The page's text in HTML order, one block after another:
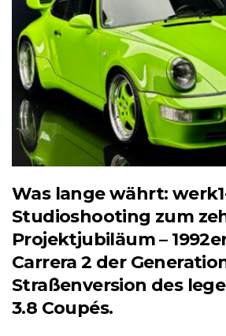
Was lange währt:
Studioshooting zum
Projektjubiläum –
Carrera 2 der
Straßenversion des
3.8 Coupés.